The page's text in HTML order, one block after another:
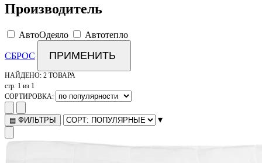
Производитель
АвтоОдеяло Автотепло
СБРОС ПРИМЕНИТЬ
НАЙДЕНО: 2 ТОВАРА
стр. 1 из 1
СОРТИРОВКА:
▤ ФИЛЬТРЫ ▾